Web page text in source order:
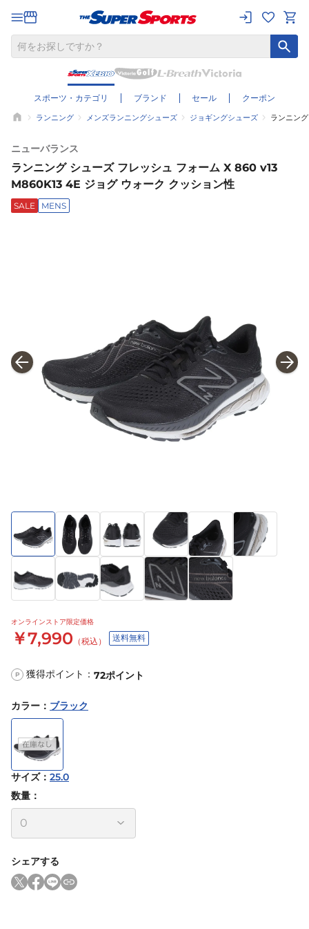
スポーツ・カテゴリ ブランド セール クーポン
ランニング メンズランニングシューズ ジョギングシューズ ランニン
ニューバランス
ランニング シューズ フレッシュ フォーム X 860 v13
M860K13 4E ジョグ ウォーク クッション性
SALE MENS
オンラインストア限定価格
￥7,990 （税込） 送料無料
P 獲得ポイント： 72ポイント
カラー ： ブラック
サイズ： 25.0
数量：
シェアする